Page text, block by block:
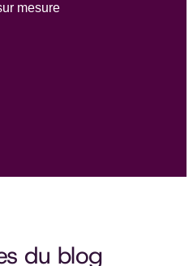
mesure
du blog